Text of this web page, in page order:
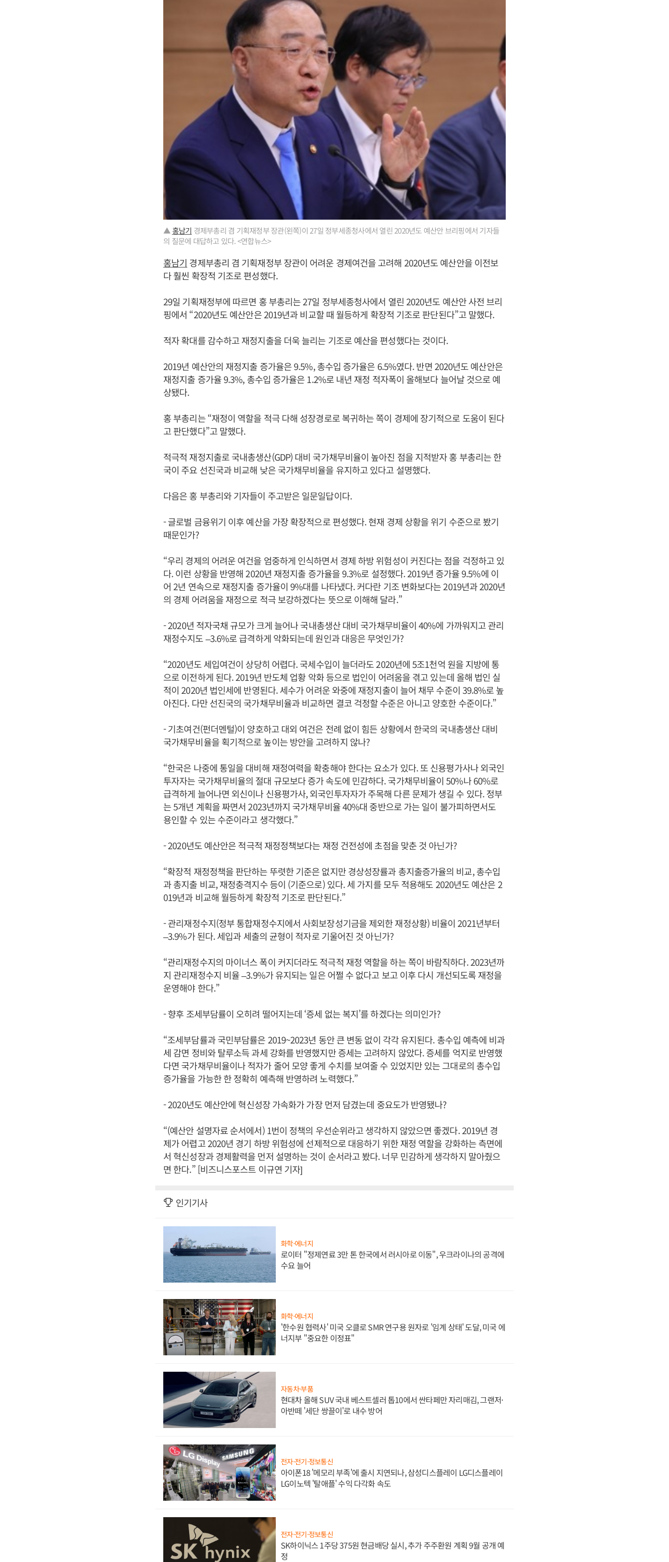
▲홍남기 경제부총리 겸 기획재정부 장관(왼쪽)이 27일 정부세종청사에서 열린 2020년도 예산안 브리핑에서 기자들
의 질문에 대답하고 있다. <연합뉴스>
홍남기 경제부총리 겸 기획재정부 장관이 어려운 경제여건을 고려해 2020년도 예산안을 이전보
다 훨씬 확장적 기조로 편성했다.
29일 기획재정부에 따르면 홍 부총리는 27일 정부세종청사에서 열린 2020년도 예산안 사전 브리
핑에서 “2020년도 예산안은 2019년과 비교할 때 월등하게 확장적 기조로 판단된다”고 말했다.
적자 확대를 감수하고 재정지출을 더욱 늘리는 기조로 예산을 편성했다는 것이다.
2019년 예산안의 재정지출 증가율은 9.5%, 총수입 증가율은 6.5%였다. 반면 2020년도 예산안은
재정지출 증가율 9.3%, 총수입 증가율은 1.2%로 내년 재정 적자폭이 올해보다 늘어날 것으로 예
상됐다.
홍 부총리는 “재정이 역할을 적극 다해 성장경로로 복귀하는 쪽이 경제에 장기적으로 도움이 된다
고 판단했다”고 말했다.
적극적 재정지출로 국내총생산(GDP) 대비 국가채무비율이 높아진 점을 지적받자 홍 부총리는 한
국이 주요 선진국과 비교해 낮은 국가채무비율을 유지하고 있다고 설명했다.
다음은 홍 부총리와 기자들이 주고받은 일문일답이다.
- 글로벌 금융위기 이후 예산을 가장 확장적으로 편성했다. 현재 경제 상황을 위기 수준으로 봤기
때문인가?
“우리 경제의 어려운 여건을 엄중하게 인식하면서 경제 하방 위험성이 커진다는 점을 걱정하고 있
다. 이런 상황을 반영해 2020년 재정지출 증가율을 9.3%로 설정했다. 2019년 증가율 9.5%에 이
어 2년 연속으로 재정지출 증가율이 9%대를 나타냈다. 커다란 기조 변화보다는 2019년과 2020년
의 경제 어려움을 재정으로 적극 보강하겠다는 뜻으로 이해해 달라.”
- 2020년 적자국채 규모가 크게 늘어나 국내총생산 대비 국가채무비율이 40%에 가까워지고 관리
재정수지도 –3.6%로 급격하게 악화되는데 원인과 대응은 무엇인가?
“2020년도 세입여건이 상당히 어렵다. 국세수입이 늘더라도 2020년에 5조1천억 원을 지방에 통
으로 이전하게 된다. 2019년 반도체 업황 악화 등으로 법인이 어려움을 겪고 있는데 올해 법인 실
적이 2020년 법인세에 반영된다. 세수가 어려운 와중에 재정지출이 늘어 채무 수준이 39.8%로 높
아진다. 다만 선진국의 국가채무비율과 비교하면 결코 걱정할 수준은 아니고 양호한 수준이다.”
- 기초여건(펀더멘털)이 양호하고 대외 여건은 전례 없이 힘든 상황에서 한국의 국내총생산 대비
국가채무비율을 획기적으로 높이는 방안을 고려하지 않나?
“한국은 나중에 통일을 대비해 재정여력을 확충해야 한다는 요소가 있다. 또 신용평가사나 외국인
투자자는 국가채무비율의 절대 규모보다 증가 속도에 민감하다. 국가채무비율이 50%나 60%로
급격하게 늘어나면 외신이나 신용평가사, 외국인투자자가 주목해 다른 문제가 생길 수 있다. 정부
는 5개년 계획을 짜면서 2023년까지 국가채무비율 40%대 중반으로 가는 일이 불가피하면서도
용인할 수 있는 수준이라고 생각했다.”
- 2020년도 예산안은 적극적 재정정책보다는 재정 건전성에 초점을 맞춘 것 아닌가?
“확장적 재정정책을 판단하는 뚜렷한 기준은 없지만 경상성장률과 총지출증가율의 비교, 총수입
과 총지출 비교, 재정충격지수 등이 (기준으로) 있다. 세 가지를 모두 적용해도 2020년도 예산은 2
019년과 비교해 월등하게 확장적 기조로 판단된다.”
- 관리재정수지(정부 통합재정수지에서 사회보장성기금을 제외한 재정상황) 비율이 2021년부터
–3.9%가 된다. 세입과 세출의 균형이 적자로 기울어진 것 아닌가?
“관리재정수지의 마이너스 폭이 커지더라도 적극적 재정 역할을 하는 쪽이 바람직하다. 2023년까
지 관리재정수지 비율 –3.9%가 유지되는 일은 어쩔 수 없다고 보고 이후 다시 개선되도록 재정을
운영해야 한다.”
- 향후 조세부담률이 오히려 떨어지는데 ‘증세 없는 복지’를 하겠다는 의미인가?
“조세부담률과 국민부담률은 2019~2023년 동안 큰 변동 없이 각각 유지된다. 총수입 예측에 비과
세 감면 정비와 탈루소득 과세 강화를 반영했지만 증세는 고려하지 않았다. 증세를 억지로 반영했
다면 국가채무비율이나 적자가 줄어 모양 좋게 수치를 보여줄 수 있었지만 있는 그대로의 총수입
증가율을 가능한 한 정확히 예측해 반영하려 노력했다.”
- 2020년도 예산안에 혁신성장 가속화가 가장 먼저 담겼는데 중요도가 반영됐나?
“(예산안 설명자료 순서에서) 1번이 정책의 우선순위라고 생각하지 않았으면 좋겠다. 2019년 경
제가 어렵고 2020년 경기 하방 위험성에 선제적으로 대응하기 위한 재정 역할을 강화하는 측면에
서 혁신성장과 경제활력을 먼저 설명하는 것이 순서라고 봤다. 너무 민감하게 생각하지 말아줬으
면 한다.” [비즈니스포스트 이규연 기자]
인기기사
화학·에너지
로이터 "정제연료 3만 톤 한국에서 러시아로 이동", 우크라이나의 공격에
수요 늘어
화학·에너지
'한수원 협력사' 미국 오클로 SMR 연구용 원자로 '임계 상태' 도달, 미국 에
너지부 "중요한 이정표"
자동차·부품
현대차 올해 SUV 국내 베스트셀러 톱10에서 싼타페만 자리매김, 그랜저·
아반떼 '세단 쌍끌이'로 내수 방어
전자·전기·정보통신
아이폰18 '메모리 부족'에 출시 지연되나, 삼성디스플레이 LG디스플레이
LG이노텍 '탈애플' 수익 다각화 속도
전자·전기·정보통신
SK하이닉스 1주당 375원 현금배당 실시, 추가 주주환원 계획 9월 공개 예
정